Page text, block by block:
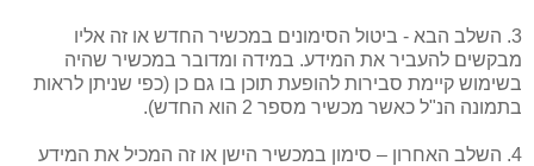
3. השלב הבא - ביטול הסימונים במכשיר החדש או זה אליו
מבקשים להעביר את המידע. במידה ומדובר במכשיר שהיה
בשימוש קיימת סבירות להופעת תוכן בו גם כן (כפי שניתן לראות
בתמונה הנ"ל כאשר מכשיר מספר 2 הוא החדש).
4. השלב האחרון – סימון במכשיר הישן או זה המכיל את המידע